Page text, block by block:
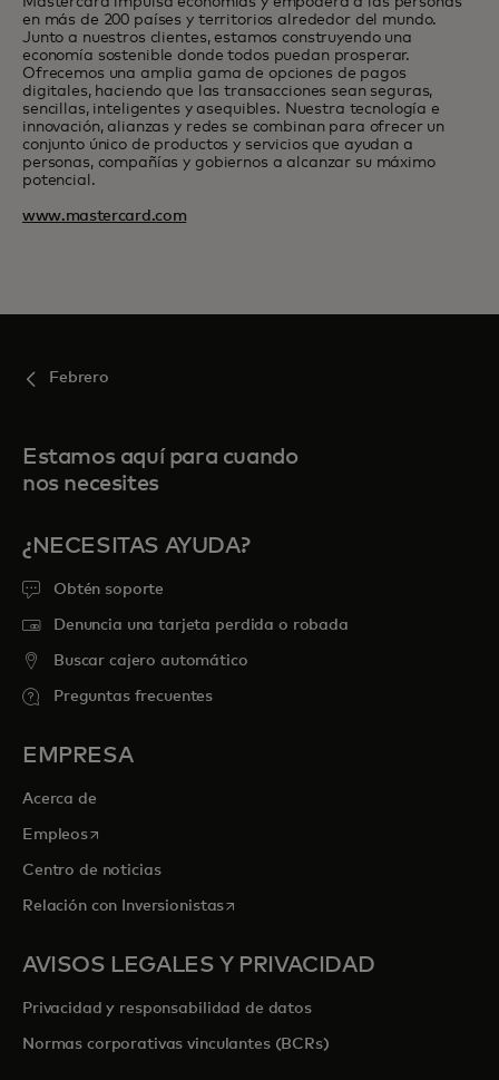
en más de 200 países y territorios alrededor del mundo.
Junto a nuestros clientes, estamos construyendo una
economía sostenible donde todos puedan prosperar.
Ofrecemos una amplia gama de opciones de pagos
digitales, haciendo que las transacciones sean seguras,
sencillas, inteligentes y asequibles. Nuestra tecnología e
innovación, alianzas y redes se combinan para ofrecer un
conjunto único de productos y servicios que ayudan a
personas, compañías y gobiernos a alcanzar su máximo
potencial.
www.mastercard.com
Febrero
Estamos aquí para cuando
nos necesites
¿NECESITAS AYUDA?
Obtén soporte
Denuncia una tarjeta perdida o robada
Buscar cajero automático
Preguntas frecuentes
EMPRESA
Acerca de
Empleosse abre en una pestaña nueva
Centro de noticias
Relación con Inversionistasse abre en una pestaña nueva
AVISOS LEGALES Y PRIVACIDAD
Privacidad y responsabilidad de datos
Normas corporativas vinculantes (BCRs)